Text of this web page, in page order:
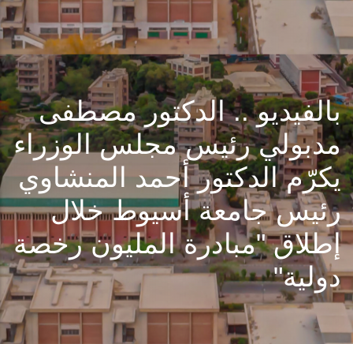
بالفيديو .. الدكتور مصطفى
مدبولي رئيس مجلس الوزراء
يكرّم الدكتور أحمد المنشاوي
رئيس جامعة أسيوط خلال
إطلاق "مبادرة المليون رخصة
دولية"